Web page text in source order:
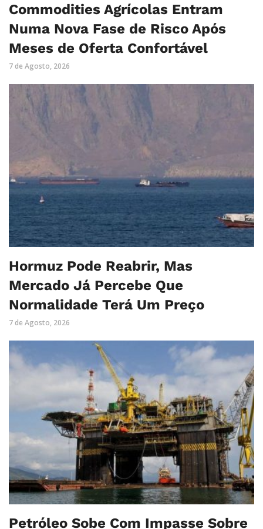
Commodities Agrícolas Entram
Numa Nova Fase de Risco Após
Meses de Oferta Confortável
7 de Agosto, 2026
Hormuz Pode Reabrir, Mas
Mercado Já Percebe Que
Normalidade Terá Um Preço
7 de Agosto, 2026
Petróleo Sobe Com Impasse Sobre